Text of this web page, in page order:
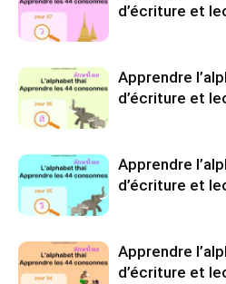
d’écriture et
Apprendre
d’écriture et
Apprendre
d’écriture et
Apprendre
d’écriture et